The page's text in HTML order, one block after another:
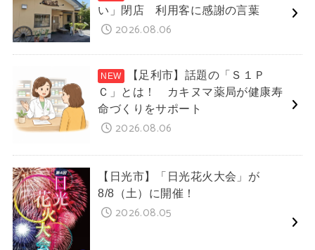
い」閉店 利用客に感謝の言葉
2026.08.06
【足利市】話題の「Ｓ１Ｐ
Ｃ」とは！ カキヌマ薬局が健康寿
命づくりをサポート
2026.08.06
【日光市】「日光花火大会」が
8/8（土）に開催！
2026.08.05